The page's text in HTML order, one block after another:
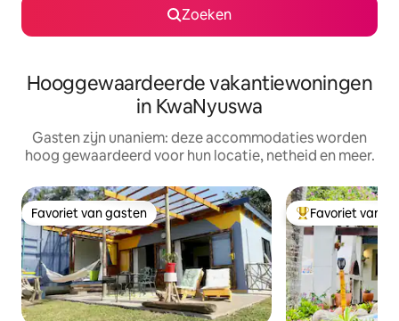
Zoeken
Hooggewaardeerde vakantiewoningen
in KwaNyuswa
Gasten zijn unaniem: deze accommodaties worden
hoog gewaardeerd voor hun locatie, netheid en meer.
Favoriet van gasten
Favoriet van gasten Topfavoriet van
Favoriet van